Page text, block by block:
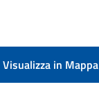
Visualizza in Mappa